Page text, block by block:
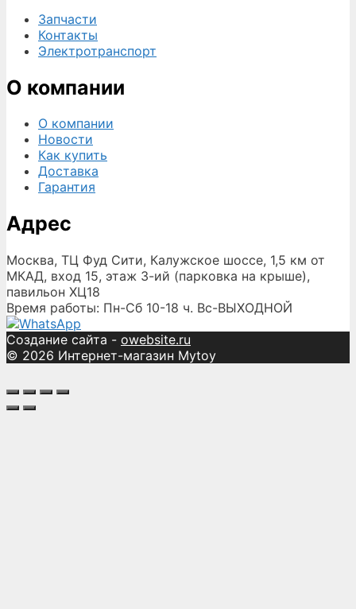
Запчасти
Контакты
Электротранспорт
О компании
О компании
Новости
Как купить
Доставка
Гарантия
Адрес
Москва, ТЦ Фуд Сити, Калужское шоссе, 1,5 км от
МКАД, вход 15, этаж 3-ий (парковка на крыше),
павильон ХЦ18
Время работы: Пн-Сб 10-18 ч. Вс-ВЫХОДНОЙ
Создание сайта - owebsite.ru
© 2026 Интернет-магазин Mytoy